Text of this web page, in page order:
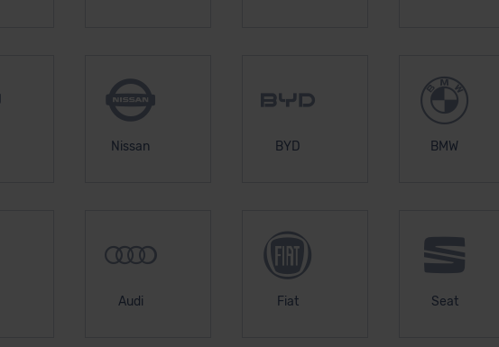
Nissan BYD BMW
Audi Fiat Seat